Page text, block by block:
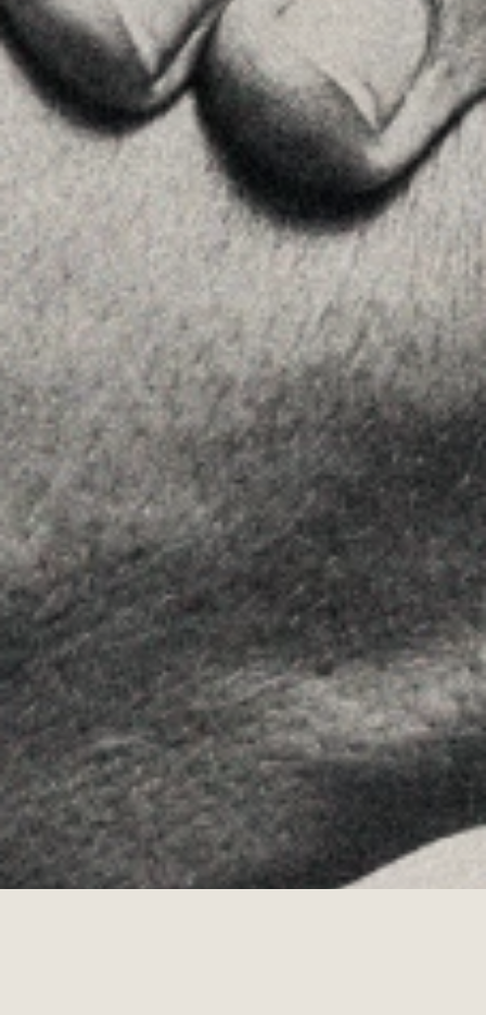
Ver en Google Maps
MENU
Home
La Firma
Equipo
Asesoramiento
Insights
Contactar
SÍGUENOS
Linkedin
Instagram
Youtube
Allyon — Barcelona, Spain
Copyrights © 2026 AVISO LEGAL·
POLÍTICA DE COOKIES· POLÍTICA DE PRIVACIDAD
·